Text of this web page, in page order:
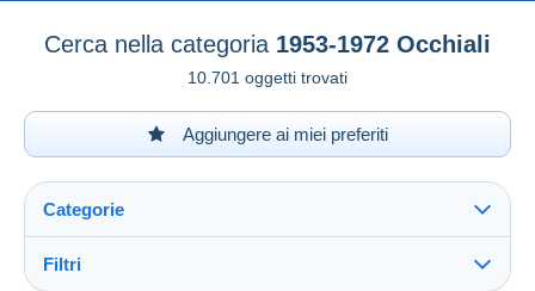
Cerca nella categoria 1953-1972 Occhiali
10.701 oggetti trovati
Aggiungere ai miei preferiti
Categorie
Filtri